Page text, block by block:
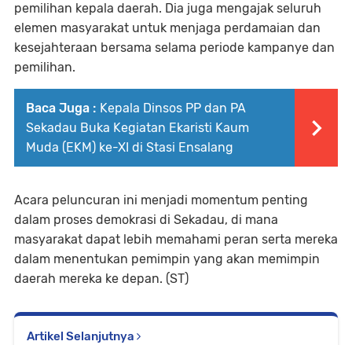
pemilihan kepala daerah. Dia juga mengajak seluruh
elemen masyarakat untuk menjaga perdamaian dan
kesejahteraan bersama selama periode kampanye dan
pemilihan.
Baca Juga : Kepala Dinsos PP dan PA
Sekadau Buka Kegiatan Ekaristi Kaum
Muda (EKM) ke-XI di Stasi Ensalang
Acara peluncuran ini menjadi momentum penting
dalam proses demokrasi di Sekadau, di mana
masyarakat dapat lebih memahami peran serta mereka
dalam menentukan pemimpin yang akan memimpin
daerah mereka ke depan. (ST)
Artikel Selanjutnya